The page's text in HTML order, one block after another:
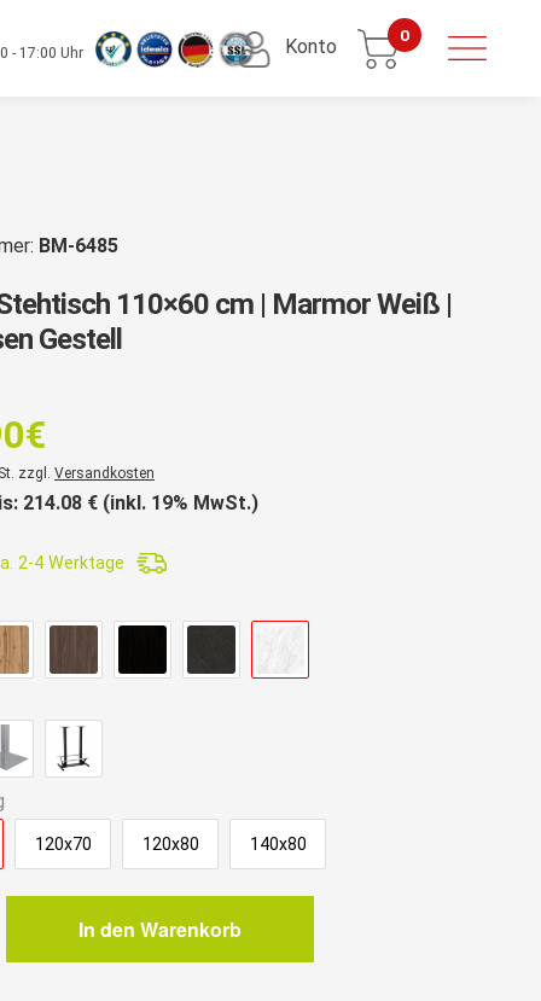
- 17:00 Uhr Konto 0
BM-6485
110×60 cm | Marmor Weiß |
Gestell
€
zzgl. Versandkosten
214.08 € (inkl. 19% MwSt.)
2-4 Werktage
120x70 120x80 140x80
In den Warenkorb